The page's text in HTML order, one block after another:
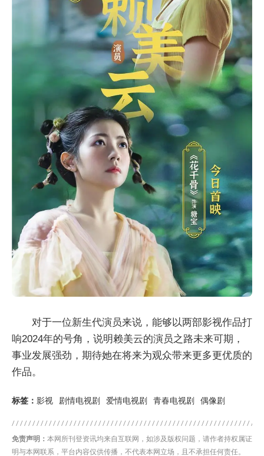
对于一位新生代演员来说，能够以两部影视作品打
响2024年的号角，说明赖美云的演员之路未来可期，
事业发展强劲，期待她在将来为观众带来更多更优质的
作品。
标签： 影视 剧情电视剧 爱情电视剧 青春电视剧 偶像剧
免责声明： 本网所刊登资讯均来自互联网，如涉及版权问题，请作者持权属证
明与本网联系，平台内容仅供传播，不代表本网立场，且不承担任何责任。